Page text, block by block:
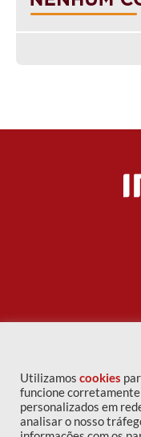
Utilizamos cookies
funcione
personalizados em
analisar o nosso